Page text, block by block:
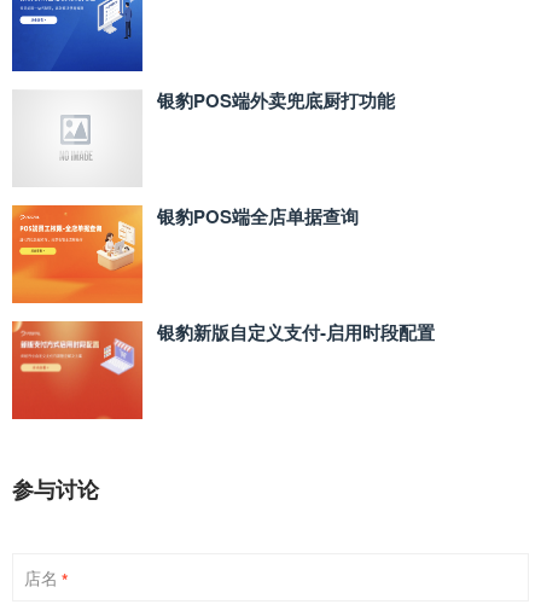
银豹POS端外卖兜底厨打功能
银豹POS端全店单据查询
银豹新版自定义支付‑启用时段配置
参与讨论
店名 *